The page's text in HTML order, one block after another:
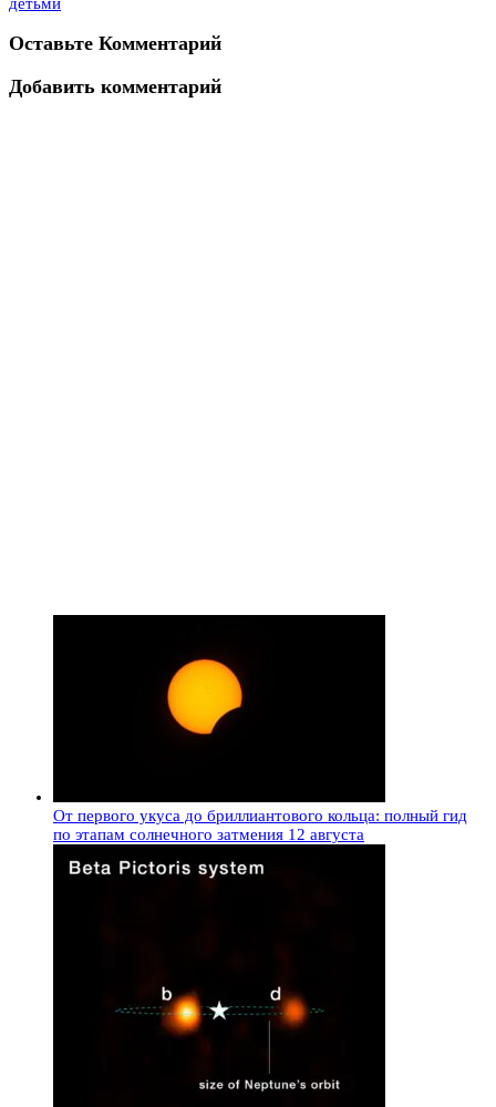
Оставьте Комментарий
Добавить комментарий
От первого укуса до бриллиантового кольца: полный гид
по этапам солнечного затмения 12 августа